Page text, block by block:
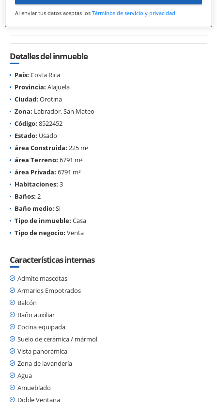
Al enviar tus datos aceptas los Términos de servicio y privacidad
Detalles del inmueble
País: Costa Rica
Provincia: Alajuela
Ciudad: Orotina
Zona: Labrador, San Mateo
Código: 8522452
Estado: Usado
área Construida: 225 m²
área Terreno: 6791 m²
área Privada: 6791 m²
Habitaciones: 3
Baños: 2
Baño medio: Si
Tipo de inmueble: Casa
Tipo de negocio: Venta
Características internas
Admite mascotas
Armarios Empotrados
Balcón
Baño auxiliar
Cocina equipada
Suelo de cerámica / mármol
Vista panorámica
Zona de lavandería
Agua
Amueblado
Doble Ventana